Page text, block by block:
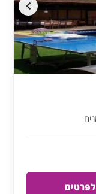
לפרטים